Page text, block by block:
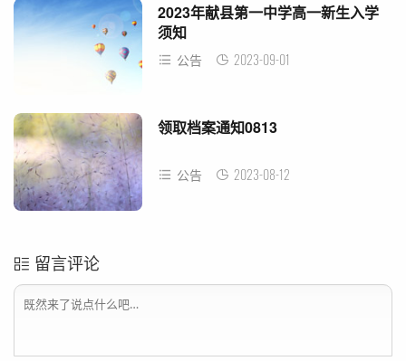
2023年献县第一中学高一新生入学
须知
公告 2023-09-01
领取档案通知0813
公告 2023-08-12
留言评论